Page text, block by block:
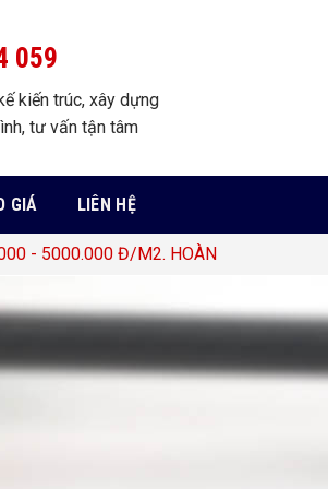
059
kiến trúc, xây dựng
tư vấn tận tâm
GIÁ LIÊN HỆ
M2. HOÀN THIỆN 5.000.000 -